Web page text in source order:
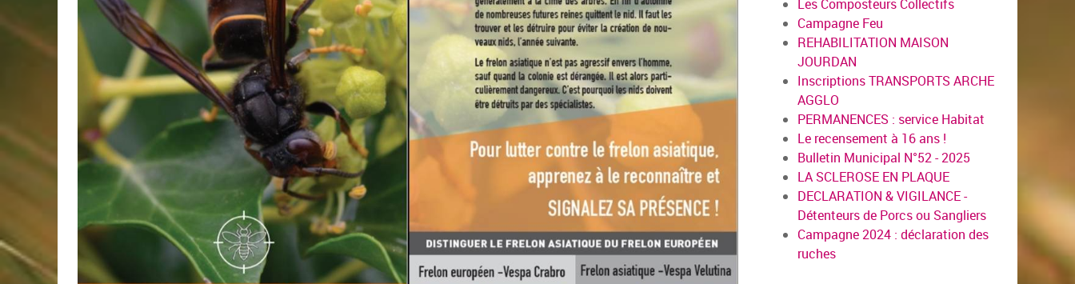
Les Composteurs Collectifs
Campagne Feu
REHABILITATION MAISON
JOURDAN
Inscriptions TRANSPORTS ARCHE
AGGLO
PERMANENCES : service Habitat
Le recensement à 16 ans !
Bulletin Municipal N°52 - 2025
LA SCLEROSE EN PLAQUE
DECLARATION & VIGILANCE -
Détenteurs de Porcs ou Sangliers
Campagne 2024 : déclaration des
ruches